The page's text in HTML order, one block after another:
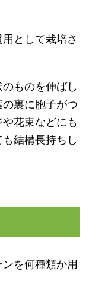
として栽培さ
ものを伸ばし
裏に胞子がつ
花束などにも
結構長持ちし
を何種類か用